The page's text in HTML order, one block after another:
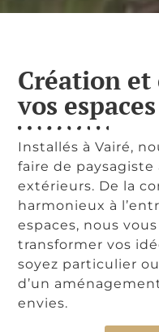
Création
vos
Installés à Vairé,
faire de paysagiste
extérieurs. De la
harmonieux à
espaces, nous
transformer vos
soyez particulier
d’un
envies.